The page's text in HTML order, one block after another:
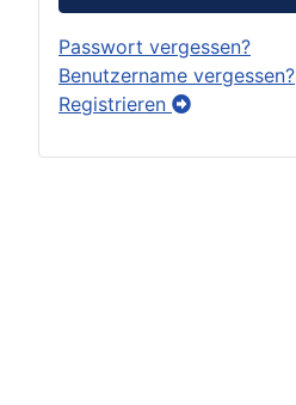
Passwort vergessen?
Benutzername vergessen?
Registrieren